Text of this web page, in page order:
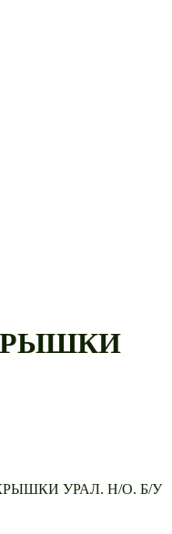
КРЫШКИ УРАЛ. Н/О. Б/У